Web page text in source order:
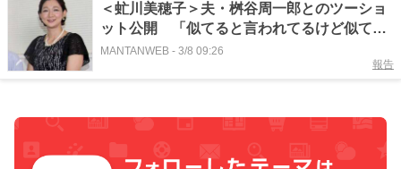
＜虻川美穂子＞夫・桝谷周一郎とのツーショ
ット公開 「似てると言われてるけど似てる
かな？」
MANTANWEB - 3/8 09:26
報告